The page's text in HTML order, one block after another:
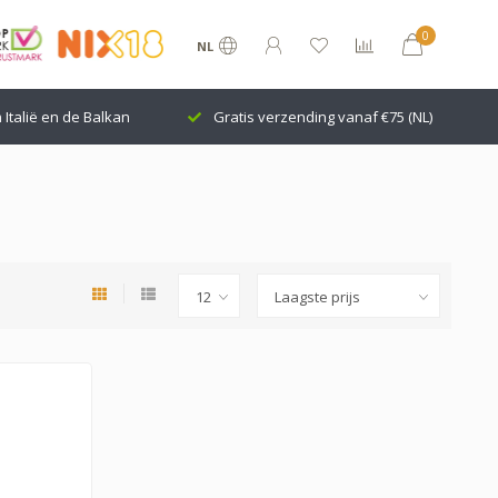
NL
0
Italië en de Balkan Gratis verzending vanaf €75 (NL)